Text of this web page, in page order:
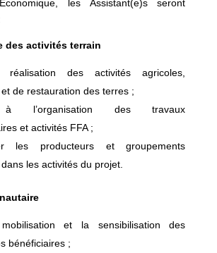
les Assistant(e)s seront
des activités terrain
des activités agricoles,
de restauration des terres ;
à l’organisation des travaux
et activités FFA ;
les producteurs et groupements
les activités du projet.
et la sensibilisation des
bénéficiaires ;